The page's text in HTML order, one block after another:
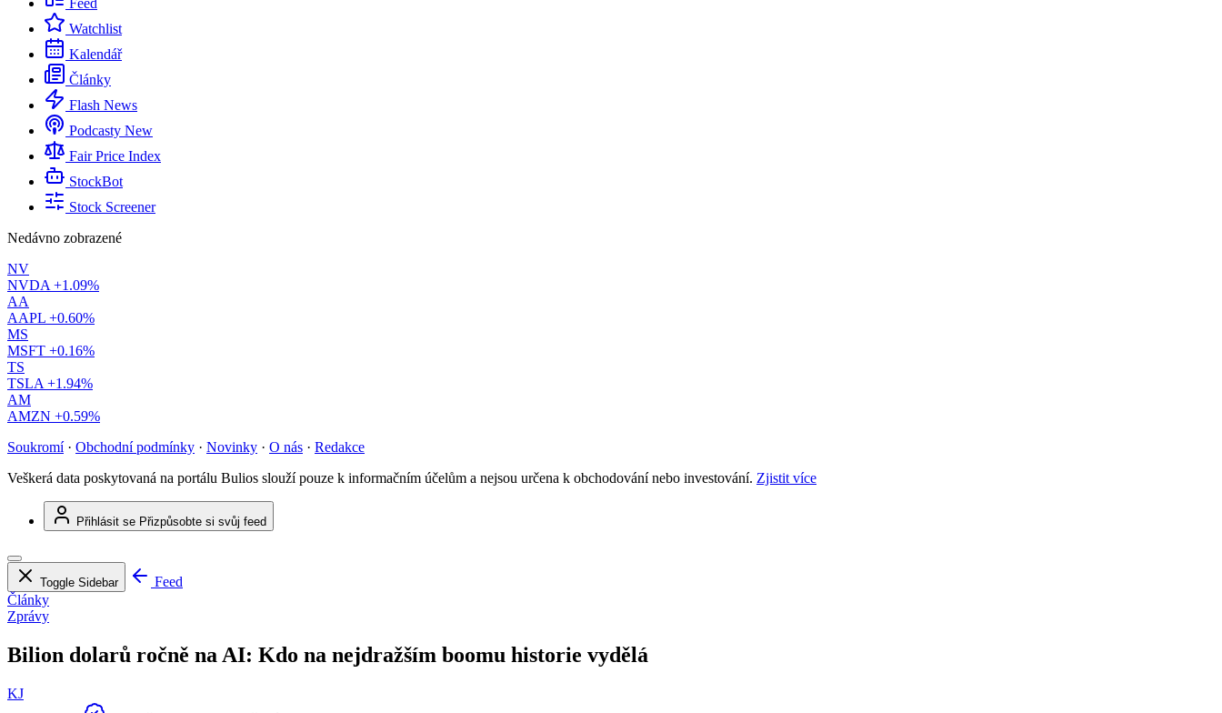
Feed
Watchlist
Kalendář
Články
Flash News
Podcasty New
Fair Price Index
StockBot
Stock Screener
Nedávno zobrazené
NV
NVDA +1.09%
AA
AAPL +0.60%
MS
MSFT +0.16%
TS
TSLA +1.94%
AM
AMZN +0.59%
Soukromí · Obchodní podmínky · Novinky · O nás · Redakce
Veškerá data poskytovaná na portálu Bulios slouží pouze k informačním účelům a nejsou určena k obchodování nebo investování. Zjistit více
Přihlásit se Přizpůsobte si svůj feed
Toggle Sidebar
Feed
Články
Zprávy
Bilion dolarů ročně na AI: Kdo na nejdražším boomu historie vydělá
KJ